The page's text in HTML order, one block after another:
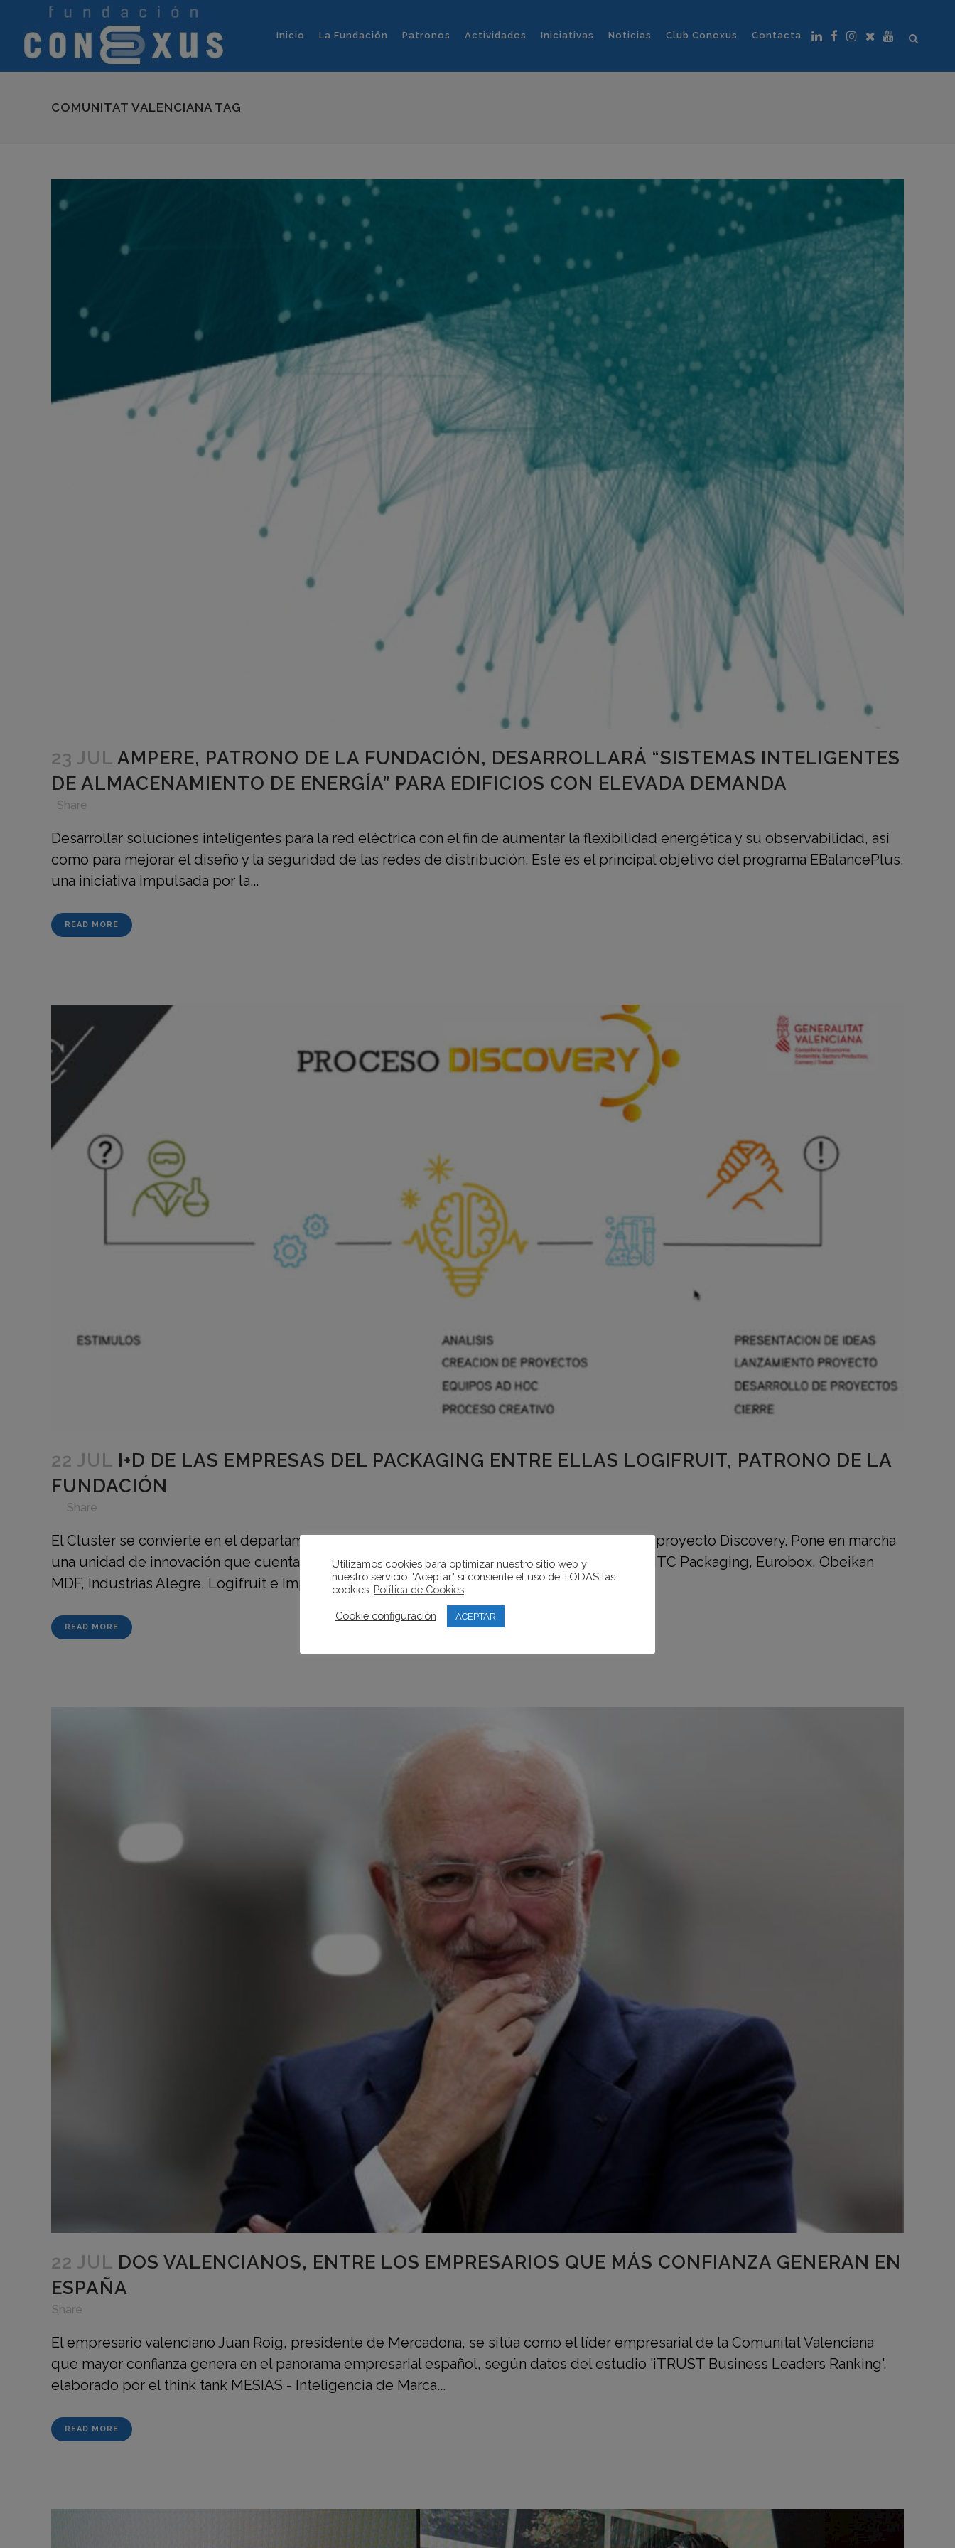
Inicio La Fundación Patronos Actividades Iniciativas Noticias Club Conexus Contacta
COMUNITAT VALENCIANA TAG
23 JUL AMPERE, PATRONO DE LA FUNDACIÓN, DESARROLLARÁ “SISTEMAS INTELIGENTES
DE ALMACENAMIENTO DE ENERGÍA” PARA EDIFICIOS CON ELEVADA DEMANDA
Share
Desarrollar soluciones inteligentes para la red eléctrica con el fin de aumentar la flexibilidad energética y su observabilidad, así
como para mejorar el diseño y la seguridad de las redes de distribución. Este es el principal objetivo del programa EBalancePlus,
una iniciativa impulsada por la...
READ MORE
22 JUL I+D DE LAS EMPRESAS DEL PACKAGING ENTRE ELLAS LOGIFRUIT, PATRONO DE LA
FUNDACIÓN
Share
El Cluster se convierte en el departamento de I+D de las empresas del Packaging gracias al proyecto Discovery. Pone en marcha
una unidad de innovación que cuenta con la participación de expertos del Grupo Hinojosa, ITC Packaging, Eurobox, Obeikan
MDF, Industrias Alegre, Logifruit e Improven. El...
READ MORE
22 JUL DOS VALENCIANOS, ENTRE LOS EMPRESARIOS QUE MÁS CONFIANZA GENERAN EN
ESPAÑA
Share
El empresario valenciano Juan Roig, presidente de Mercadona, se sitúa como el líder empresarial de la Comunitat Valenciana
que mayor confianza genera en el panorama empresarial español, según datos del estudio 'iTRUST Business Leaders Ranking',
elaborado por el think tank MESIAS - Inteligencia de Marca...
READ MORE
Utilizamos cookies para optimizar nuestro sitio web y
nuestro servicio. "Aceptar" si consiente el uso de TODAS las
cookies. Política de Cookies
Cookie configuración ACEPTAR